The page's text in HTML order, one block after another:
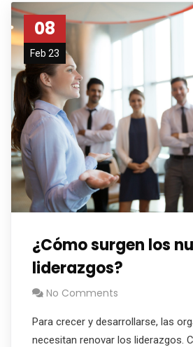
08
Feb 23
¿Cómo surgen los
liderazgos?
No Comments
Para crecer y desarrollarse, las
necesitan renovar los liderazgos.